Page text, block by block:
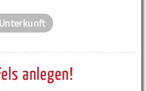
anlegen!